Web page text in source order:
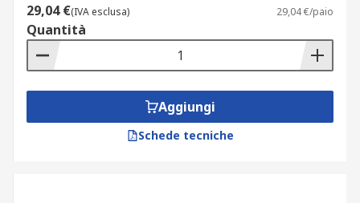
29,04 €(IVA esclusa) 29,04 €/paio
Quantità
Aggiungi
Schede tecniche